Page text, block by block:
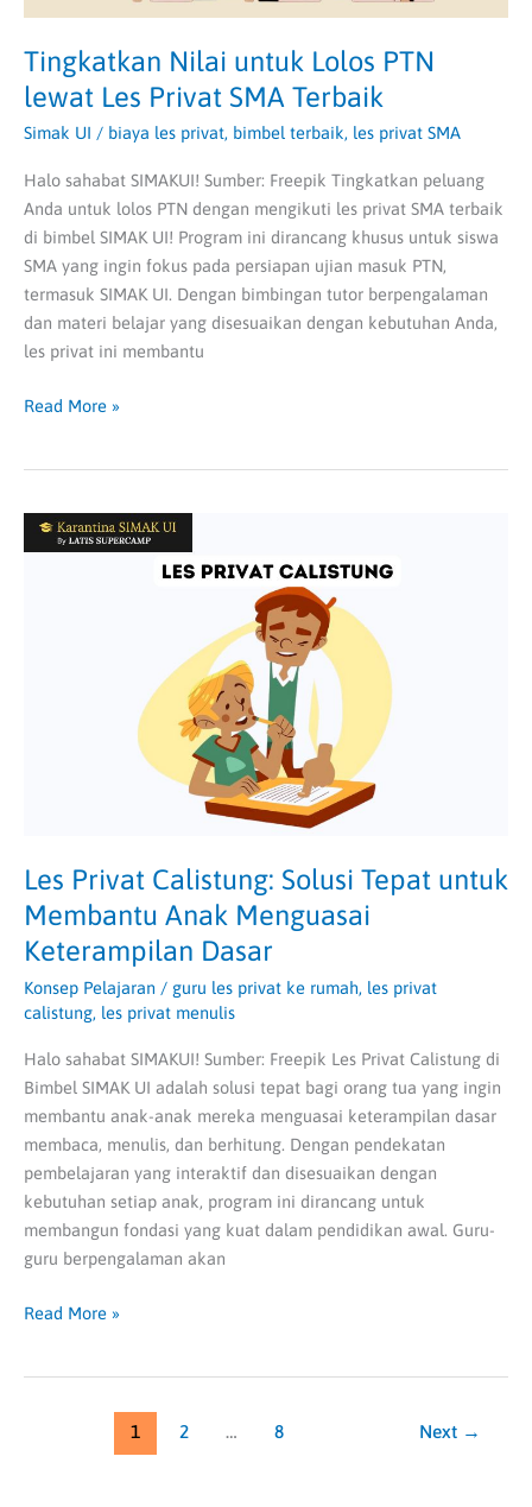
Tingkatkan Nilai untuk Lolos PTN
lewat Les Privat SMA Terbaik
Simak UI / biaya les privat, bimbel terbaik, les privat SMA
Halo sahabat SIMAKUI! Sumber: Freepik Tingkatkan peluang
Anda untuk lolos PTN dengan mengikuti les privat SMA terbaik
di bimbel SIMAK UI! Program ini dirancang khusus untuk siswa
SMA yang ingin fokus pada persiapan ujian masuk PTN,
termasuk SIMAK UI. Dengan bimbingan tutor berpengalaman
dan materi belajar yang disesuaikan dengan kebutuhan Anda,
les privat ini membantu
Read More »
Les Privat Calistung: Solusi Tepat untuk
Membantu Anak Menguasai
Keterampilan Dasar
Konsep Pelajaran / guru les privat ke rumah, les privat
calistung, les privat menulis
Halo sahabat SIMAKUI! Sumber: Freepik Les Privat Calistung di
Bimbel SIMAK UI adalah solusi tepat bagi orang tua yang ingin
membantu anak-anak mereka menguasai keterampilan dasar
membaca, menulis, dan berhitung. Dengan pendekatan
pembelajaran yang interaktif dan disesuaikan dengan
kebutuhan setiap anak, program ini dirancang untuk
membangun fondasi yang kuat dalam pendidikan awal. Guru-
guru berpengalaman akan
Les
Privat
Read More »
1 2 … 8 Next →